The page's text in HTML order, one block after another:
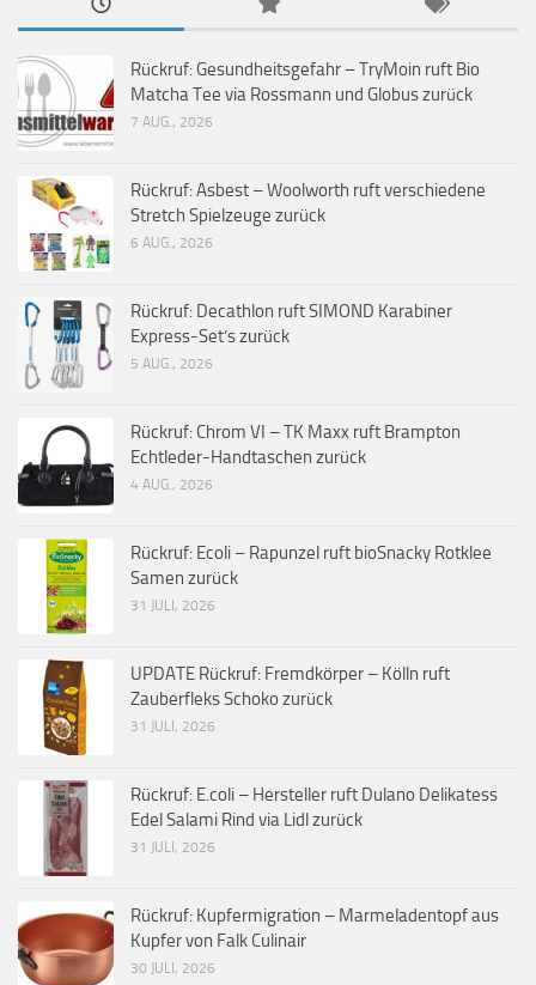
Rückruf: Gesundheitsgefahr – TryMoin ruft Bio
Matcha Tee via Rossmann und Globus zurück
7 AUG., 2026
Rückruf: Asbest – Woolworth ruft verschiedene
Stretch Spielzeuge zurück
6 AUG., 2026
Rückruf: Decathlon ruft SIMOND Karabiner
Express-Set’s zurück
5 AUG., 2026
Rückruf: Chrom VI – TK Maxx ruft Brampton
Echtleder-Handtaschen zurück
4 AUG., 2026
Rückruf: Ecoli – Rapunzel ruft bioSnacky Rotklee
Samen zurück
31 JULI, 2026
UPDATE Rückruf: Fremdkörper – Kölln ruft
Zauberfleks Schoko zurück
31 JULI, 2026
Rückruf: E.coli – Hersteller ruft Dulano Delikatess
Edel Salami Rind via Lidl zurück
31 JULI, 2026
Rückruf: Kupfermigration – Marmeladentopf aus
Kupfer von Falk Culinair
30 JULI, 2026